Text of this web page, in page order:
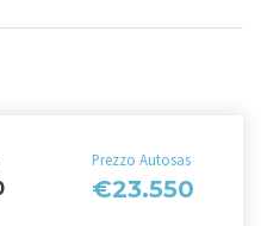
Prezzo Autosas
€23.550